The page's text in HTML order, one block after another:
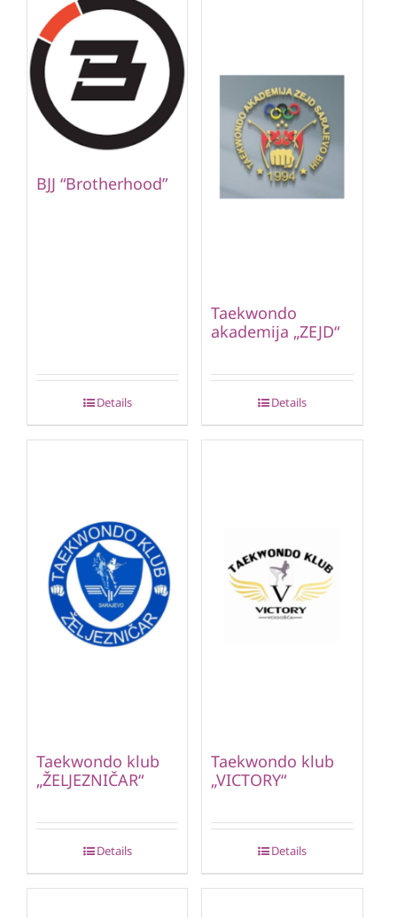
BJJ “Brotherhood”
Details
Taekwondo
akademija „ZEJD“
Details
Taekwondo klub
„ŽELJEZNIČAR“
Details
Taekwondo klub
„VICTORY“
Details